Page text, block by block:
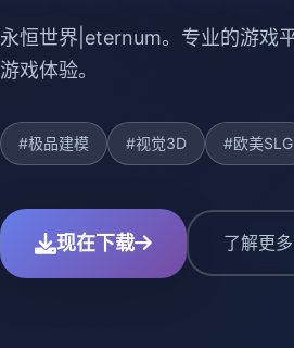
永恒世界|eternum。专业的游戏
游戏体验。
#极品建模 #视觉3D #欧美SLG
现在下载 了解更多